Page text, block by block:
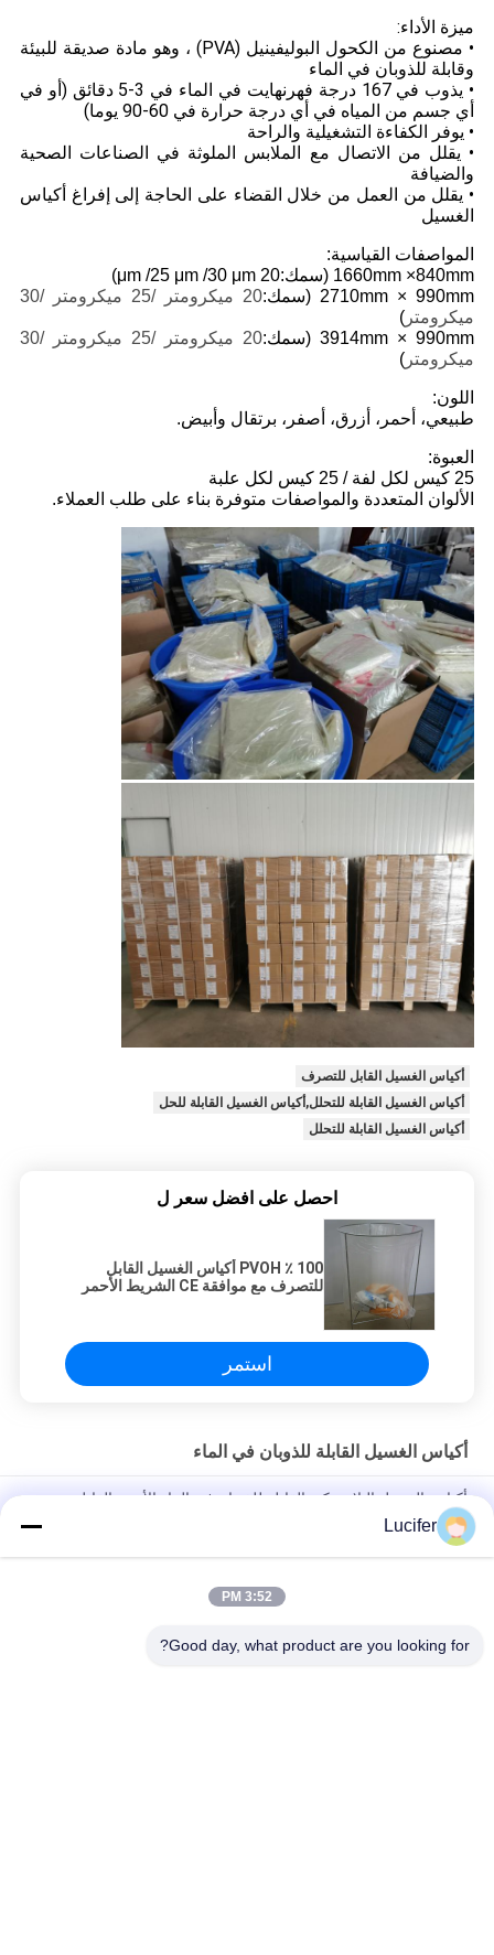
ميزة الأداء:
• مصنوع من الكحول البوليفينيل (PVA) ، وهو مادة صديقة للبيئة
وقابلة للذوبان في الماء
• يذوب في 167 درجة فهرنهايت في الماء في 3-5 دقائق (أو في
أي جسم من المياه في أي درجة حرارة في 60-90 يوما)
• يوفر الكفاءة التشغيلية والراحة
• يقلل من الاتصال مع الملابس الملوثة في الصناعات الصحية
والضيافة
• يقلل من العمل من خلال القضاء على الحاجة إلى إفراغ أكياس
الغسيل
المواصفات القياسية:
1660mm ×840mm (سمك:20 μm /25 μm /30 μm)
2710mm × 990mm (سمك:
2
0 ميكرومتر /25 ميكرومتر /30
ميكرومتر )
3914mm × 990mm (سمك:
2
0 ميكرومتر /25 ميكرومتر /30
ميكرومتر )
اللون:
طبيعي، أحمر، أزرق، أصفر، برتقال وأبيض.
العبوة:
25 كيس لكل لفة / 25 كيس لكل علبة
الألوان المتعددة والمواصفات متوفرة بناء على طلب العملاء.
أكياس الغسيل القابل للتصرف
أكياس الغسيل القابلة للتحلل,أكياس الغسيل القابلة للحل
أكياس الغسيل القابلة للتحلل
احصل على افضل سعر ل
100 ٪ PVOH أكياس الغسيل القابل
للتصرف مع موافقة CE الشريط الأحمر
استمر
أكياس الغسيل القابلة للذوبان في الماء
أكياس الغسيل البلاستيكية القابلة للذوبان في الماء الأحمر القابل
للتصرف للطب / المستشفى
حقيبة الغسيل القابلة للذوبان في الماء PVA القابل للتصرف ، أكياس
Lucifer
3:52 PM
Good day, what product are you looking for?